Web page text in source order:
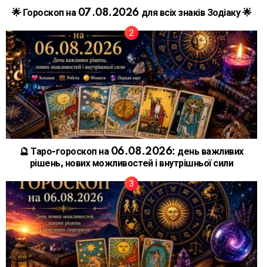
🌟 Гороскоп на 07.08.2026 для всіх знаків Зодіаку 🌟
🔮 Таро-гороскоп на 06.08.2026: день важливих
рішень, нових можливостей і внутрішньої сили